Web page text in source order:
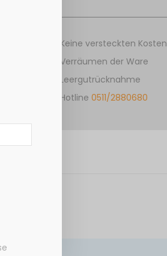
Keine versteckten Kosten
Verräumen der Ware
Leergutrücknahme
Hotline 0511/2880680
Säure.